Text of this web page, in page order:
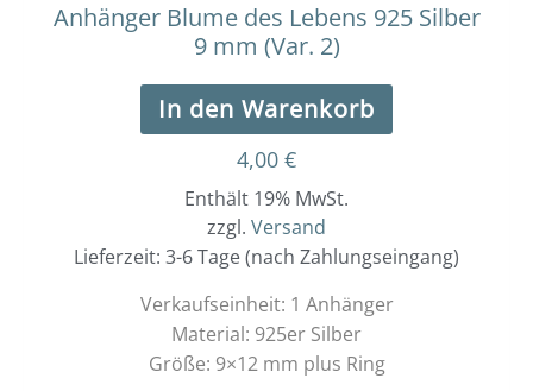
Anhänger Blume des Lebens 925 Silber
9 mm (Var. 2)
In den Warenkorb
4,00 €
Enthält 19% MwSt.
zzgl. Versand
Lieferzeit: 3-6 Tage (nach Zahlungseingang)
Verkaufseinheit: 1 Anhänger
Material: 925er Silber
Größe: 9×12 mm plus Ring